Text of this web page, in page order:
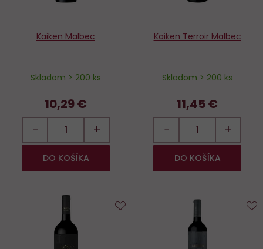
Kaiken Malbec
Skladom > 200 ks
10,29 €
− +
DO KOŠÍKA
Kaiken Terroir Malbec
Skladom > 200 ks
11,45 €
− +
DO KOŠÍKA